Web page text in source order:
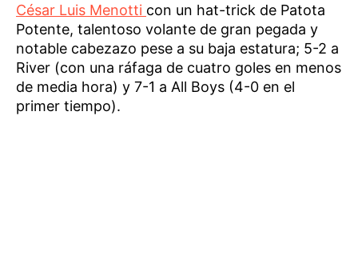
César Luis Menotti con un hat-trick de Patota
Potente, talentoso volante de gran pegada y
notable cabezazo pese a su baja estatura; 5-2 a
River (con una ráfaga de cuatro goles en menos
de media hora) y 7-1 a All Boys (4-0 en el
primer tiempo).